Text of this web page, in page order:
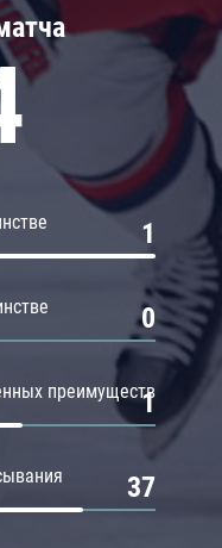
1
0
преимуществ
1
37